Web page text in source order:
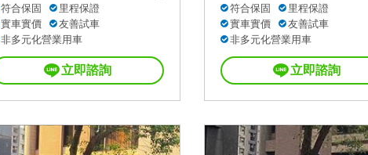
符合保固
里程保證
實車實價
友善試車
非多元化營業用車
立即諮詢
符合保固
里程保證
實車實價
友善試車
非多元化營業用車
立即諮詢